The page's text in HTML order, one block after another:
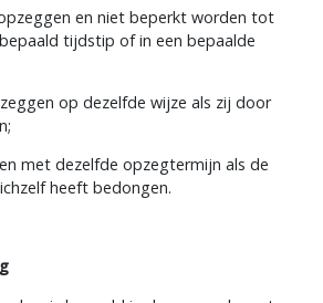
en niet beperkt worden tot
tijdstip of in een bepaalde
op dezelfde wijze als zij door
met dezelfde opzegtermijn als de
heeft bedongen.